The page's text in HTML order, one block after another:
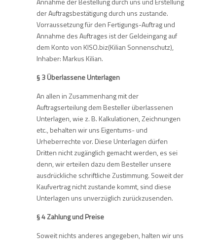
der Auftragsbestätigung durch uns zustande.
Vorraussetzung für den Fertigungs-Auftrag und
Annahme des Auftrages ist der Geldeingang auf
dem Konto von KISO.biz(Kilian Sonnenschutz),
Inhaber: Markus Kilian.
§ 3 Überlassene Unterlagen
An allen in Zusammenhang mit der
Auftragserteilung dem Besteller überlassenen
Unterlagen, wie z. B. Kalkulationen, Zeichnungen
etc., behalten wir uns Eigentums- und
Urheberrechte vor. Diese Unterlagen dürfen
Dritten nicht zugänglich gemacht werden, es sei
denn, wir erteilen dazu dem Besteller unsere
ausdrückliche schriftliche Zustimmung. Soweit der
Kaufvertrag nicht zustande kommt, sind diese
Unterlagen uns unverzüglich zurückzusenden.
§ 4 Zahlung und Preise
Soweit nichts anderes angegeben, halten wir uns